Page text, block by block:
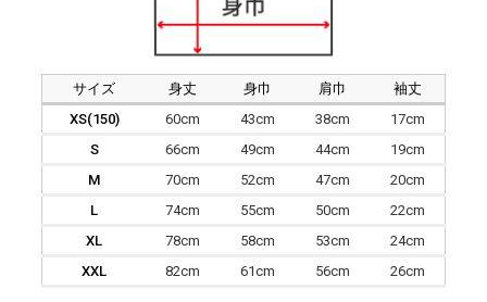
サイズ 身丈 身巾 肩巾
袖丈
XS(150)
60cm 43cm 38cm
17cm
S
66cm 49cm 44cm
19cm
M
70cm 52cm 47cm
20cm
L
74cm 55cm 50cm
22cm
XL
78cm 58cm 53cm
24cm
XXL
82cm 61cm 56cm 26cm